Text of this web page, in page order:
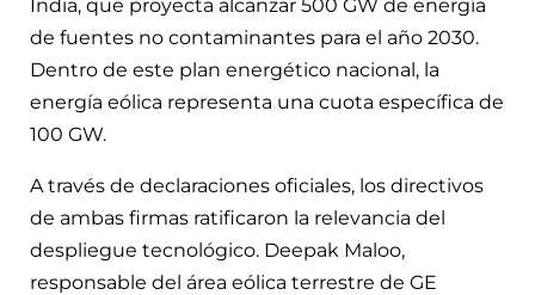
India, que proyecta alcanzar 500 GW de energía
de fuentes no contaminantes para el año 2030.
Dentro de este plan energético nacional, la
energía eólica representa una cuota específica de
100 GW.
A través de declaraciones oficiales, los directivos
de ambas firmas ratificaron la relevancia del
despliegue tecnológico. Deepak Maloo,
responsable del área eólica terrestre de GE